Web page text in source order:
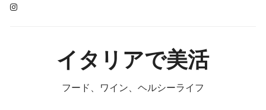
Skip
イタリアで美活
フード、ワイン、ヘルシーライフ